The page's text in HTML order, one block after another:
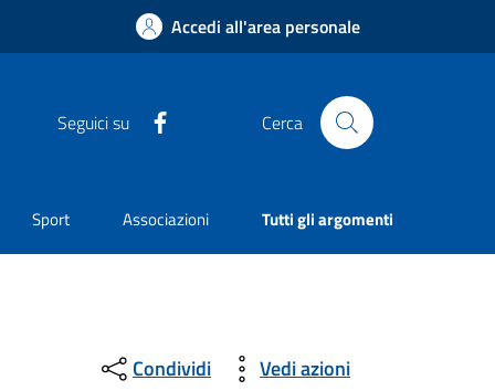
Accedi all'area personale
Seguici su Cerca
Sport Associazioni Tutti gli argomenti
Condividi Vedi azioni